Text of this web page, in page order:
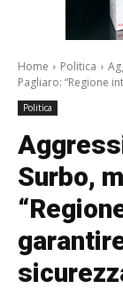
Home Politica
Pagliaro: “Regione
Politica
Surbo,